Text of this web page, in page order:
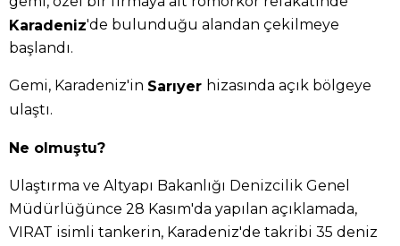
Karadeniz'de bulunduğu alandan çekilmeye
başlandı.
Gemi, Karadeniz'in Sarıyer hizasında açık bölgeye
ulaştı.
Ne olmuştu?
Ulaştırma ve Altyapı Bakanlığı Denizcilik Genel
Müdürlüğünce 28 Kasım'da yapılan açıklamada,
VIRAT isimli tankerin, Karadeniz'de takribi 35 deniz